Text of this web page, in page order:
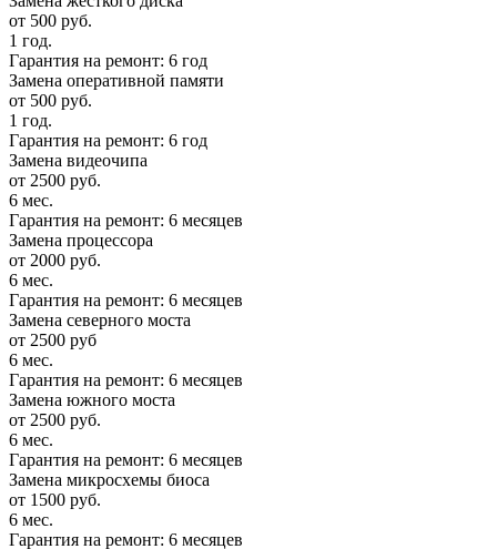
от 500 руб.
1 год.
Гарантия на ремонт: 6 год
Замена оперативной памяти
от 500 руб.
1 год.
Гарантия на ремонт: 6 год
Замена видеочипа
от 2500 руб.
6 мес.
Гарантия на ремонт: 6 месяцев
Замена процессора
от 2000 руб.
6 мес.
Гарантия на ремонт: 6 месяцев
Замена северного моста
от 2500 руб
6 мес.
Гарантия на ремонт: 6 месяцев
Замена южного моста
от 2500 руб.
6 мес.
Гарантия на ремонт: 6 месяцев
Замена микросхемы биоса
от 1500 руб.
6 мес.
Гарантия на ремонт: 6 месяцев